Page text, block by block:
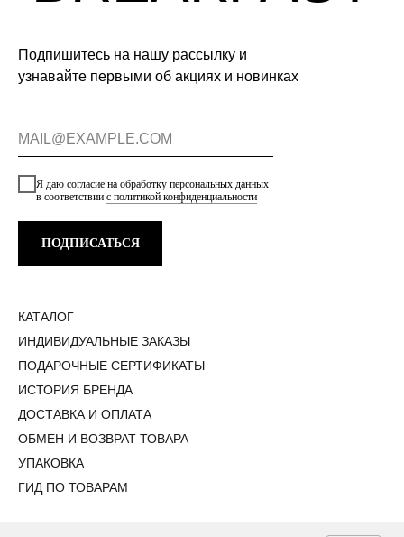
Я даю согласие на обработку персональных данных
в соответствии с политикой конфиденциальности
ПОДПИСАТЬСЯ
Подпишитесь на нашу рассылку и
узнавайте первыми об акциях и новинках
КАТАЛОГ
ИНДИВИДУАЛЬНЫЕ ЗАКАЗЫ
ПОДАРОЧНЫЕ СЕРТИФИКАТЫ
ИСТОРИЯ БРЕНДА
ДОСТАВКА И ОПЛАТА
ОБМЕН И ВОЗВРАТ ТОВАРА
УПАКОВКА
ГИД ПО ТОВАРАМ